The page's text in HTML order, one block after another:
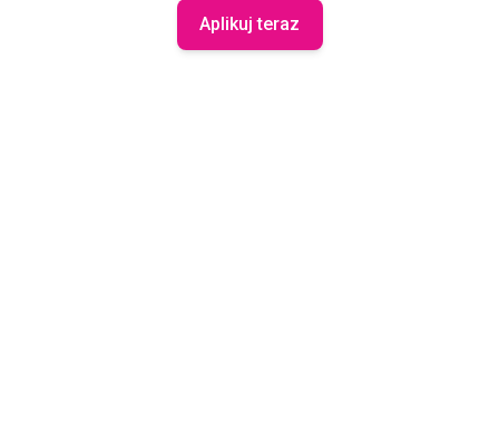
Aplikuj teraz